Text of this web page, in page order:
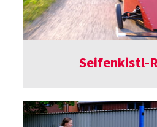
Seifenkistl-